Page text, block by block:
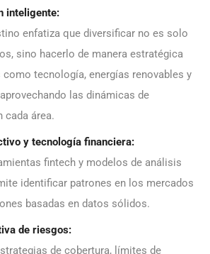
inteligente:
enfatiza que diversificar no es solo
sino hacerlo de manera estratégica
tecnología, energías renovables y
las dinámicas de
cada área.
y tecnología financiera:
fintech y modelos de análisis
identificar patrones en los mercados
basadas en datos sólidos.
de riesgos:
de cobertura, límites de